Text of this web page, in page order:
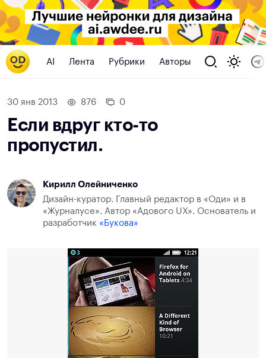
AI Лента Рубрики Авторы
30 янв 2013 876 0
Если вдруг кто-то
пропустил.
Кирилл Олейниченко
Дизайн-куратор. Главный редактор в «Оди» и в
«Журналусе». Автор «Адового UX». Основатель и
разработчик «Букова»